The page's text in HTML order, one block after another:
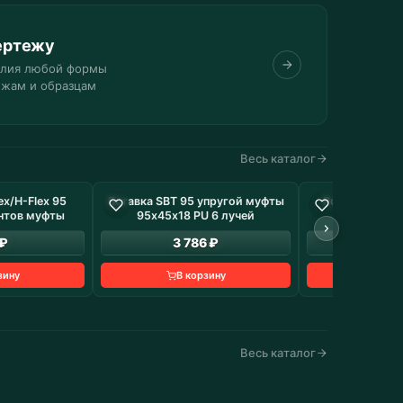
любой формы
и образцам
Весь каталог
наличие: 16 шт
Н-Flex 95
муфты
В наличие: 4 шт
Вставка SBT 95 упругой муфты
95х45х18 PU 6 лучей
3 786 ₽
В корзину
Ролик Анти-
Весь каталог
Конвейеры и линии